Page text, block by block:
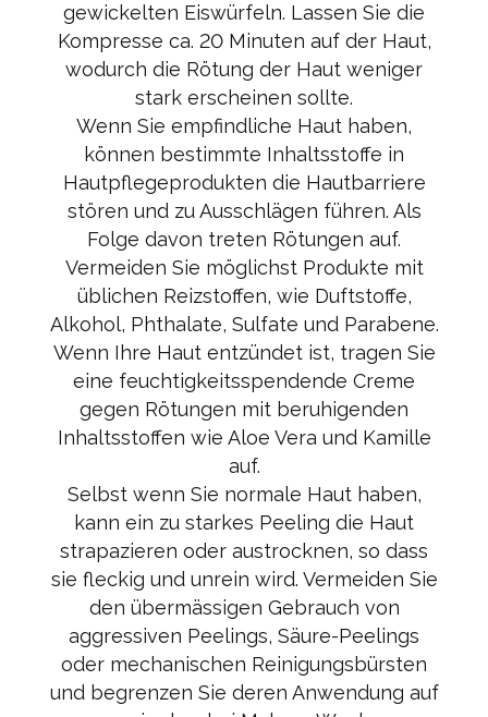
gewickelten Eiswürfeln. Lassen Sie die
Kompresse ca. 20 Minuten auf der Haut,
wodurch die Rötung der Haut weniger
stark erscheinen sollte.
Wenn Sie empfindliche Haut haben,
können bestimmte Inhaltsstoffe in
Hautpflegeprodukten die Hautbarriere
stören und zu Ausschlägen führen. Als
Folge davon treten Rötungen auf.
Vermeiden Sie möglichst Produkte mit
üblichen Reizstoffen, wie Duftstoffe,
Alkohol, Phthalate, Sulfate und Parabene.
Wenn Ihre Haut entzündet ist, tragen Sie
eine feuchtigkeitsspendende Creme
gegen Rötungen mit beruhigenden
Inhaltsstoffen wie Aloe Vera und Kamille
auf.
Selbst wenn Sie normale Haut haben,
kann ein zu starkes Peeling die Haut
strapazieren oder austrocknen, so dass
sie fleckig und unrein wird. Vermeiden Sie
den übermässigen Gebrauch von
aggressiven Peelings, Säure-Peelings
oder mechanischen Reinigungsbürsten
und begrenzen Sie deren Anwendung auf